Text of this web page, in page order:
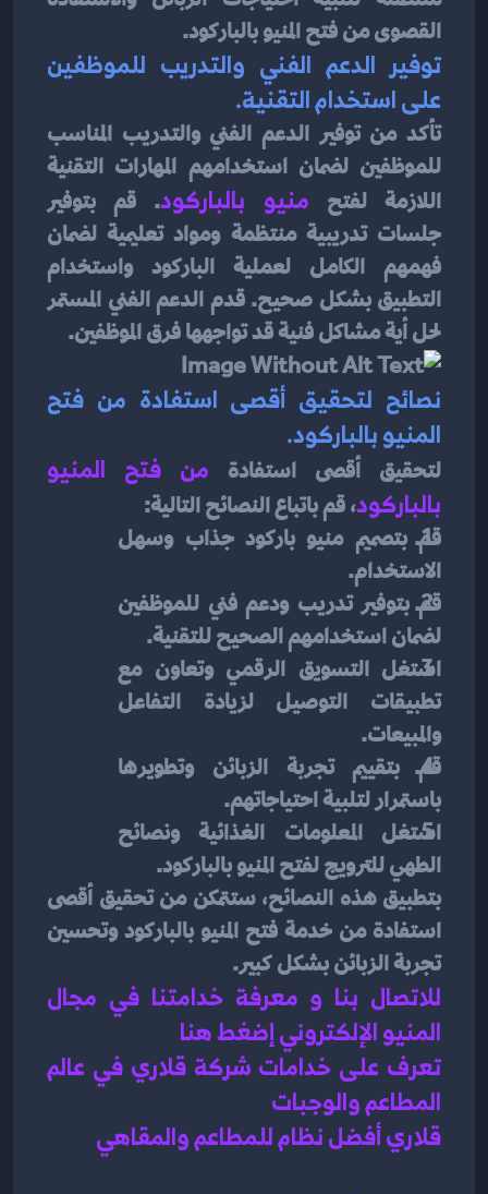
القصوى من فتح المنيو بالباركود.
على استخدام التقنية.
اللازمة لفتح منيو بالباركود . قم بتوفير
التطبيق بشكل صحيح. قدم الدعم الفني المستمر
لحل أية مشاكل فنية قد تواجهها فرق الموظفين.
المنيو بالباركود.
لتحقيق أقصى استفادة من
بالباركود، قم باتباع النصائح التالية:
الاستخدام.
لضمان استخدامهم الصحيح للتقنية.
استغل التسويق الرقمي وتعاون مع
والمبيعات.
باستمرار لتلبية احتياجاتهم.
الطهي للترويج لفتح المنيو بالباركود.
تجربة الزبائن بشكل كبير.
المنيو الإلكتروني إضغط هنا
المطاعم والوجبات
قلاري أفضل نظام للمطاعم والمقاهي